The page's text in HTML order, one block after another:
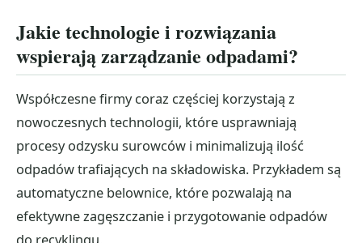
Jakie technologie i rozwiązania
wspierają zarządzanie odpadami?
Współczesne firmy coraz częściej korzystają z
nowoczesnych technologii, które usprawniają
procesy odzysku surowców i minimalizują ilość
odpadów trafiających na składowiska. Przykładem są
automatyczne belownice, które pozwalają na
efektywne zagęszczanie i przygotowanie odpadów
do recyklingu.